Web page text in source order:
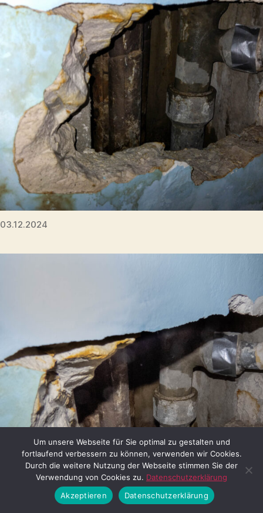
03.12.2024
Um unsere Webseite für Sie optimal zu gestalten und
fortlaufend verbessern zu können, verwenden wir Cookies.
Durch die weitere Nutzung der Webseite stimmen Sie der
Verwendung von Cookies zu. Datenschutzerklärung
Akzeptieren
Datenschutzerklärung